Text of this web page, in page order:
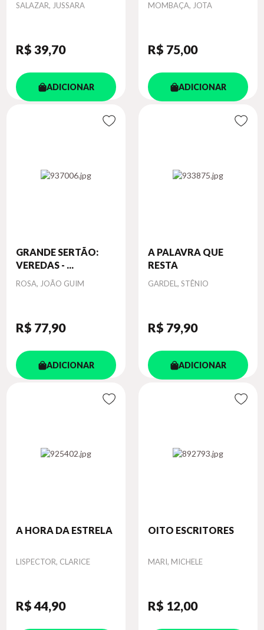
Autor
SALAZAR, JUSSARA
R$ 39,70
ADICIONAR
Autor
MOMBAÇA, JOTA
R$ 75,00
ADICIONAR
GRANDE SERTÃO:
VEREDAS - ...
Autor
ROSA, JOÃO GUIM
R$ 77,90
ADICIONAR
A PALAVRA QUE
RESTA
Autor
GARDEL, STÊNIO
R$ 79,90
ADICIONAR
A HORA DA ESTRELA
Autor
LISPECTOR, CLARICE
R$ 44,90
OITO ESCRITORES
Autor
MARI, MICHELE
R$ 12,00